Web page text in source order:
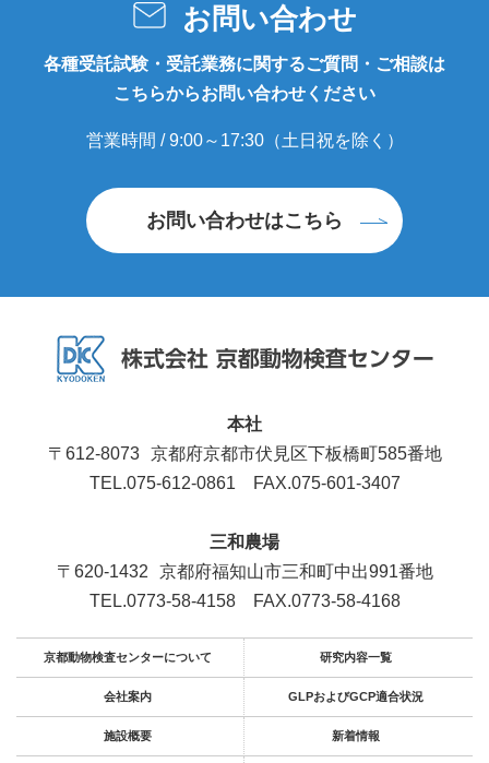
お問い合わせ
各種受託試験・受託業務に関するご質問・ご相談は
こちらからお問い合わせください
営業時間 / 9:00～17:30（土日祝を除く）
お問い合わせはこちら
本社
〒612-8073
京都府京都市伏見区下板橋町585番地
TEL.075-612-0861 FAX.075-601-3407
三和農場
〒620-1432
京都府福知山市三和町中出991番地
TEL.0773-58-4158FAX.0773-58-4168
京都動物検査センターについて 研究内容一覧
会社案内 GLPおよびGCP適合状況
施設概要 新着情報